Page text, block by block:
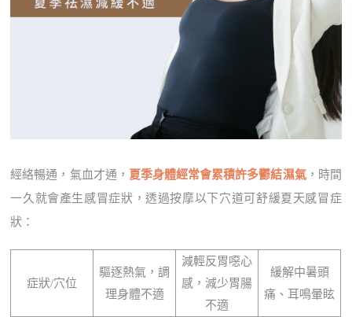
經絡暢通，氣血才通， 夏季身體經常會累積許多鬱結濕氣，時間
一久就會產生感冒症狀，透過按摩以下穴道可舒緩夏天感冒症
狀：
症狀/穴位
驅逐熱氣，調
理身體不適
減輕反胃噁心
感，減少胃腸
不適
緩解中暑頭
痛、耳鳴暈眩